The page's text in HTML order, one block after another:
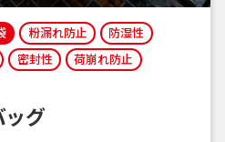
粉漏れ防止
防湿性
密封性
荷崩れ防止
グ